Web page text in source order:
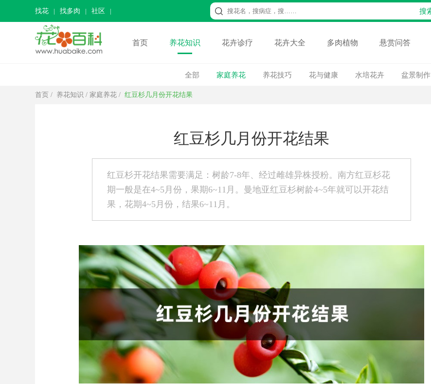
找花 找多肉 社区
首页 养花知识 花卉诊疗 花卉大全 多肉植物 悬赏问答
全部 家庭养花 养花技巧 花与健康 水培花卉 盆景制作
首页 / 养花知识 / 家庭养花 / 红豆杉几月份开花结果
红豆杉几月份开花结果
红豆杉开花结果需要满足：树龄7-8年、经过雌雄异株授粉。南方红豆杉花
期一般是在4~5月份，果期6~11月。曼地亚红豆杉树龄4~5年就可以开花结
果，花期4~5月份，结果6~11月。